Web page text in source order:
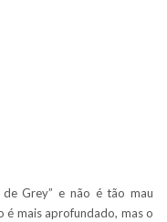
de Grey” e não é tão mau
mais aprofundado, mas o